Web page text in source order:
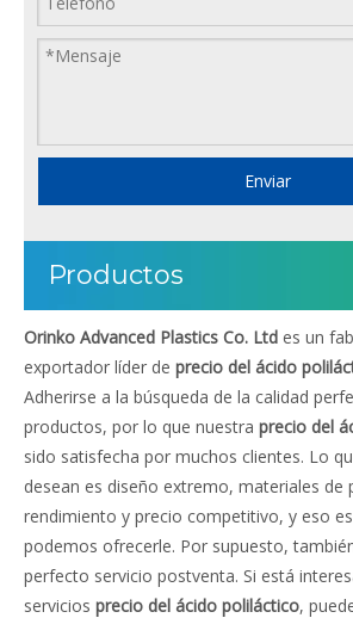
Enviar
Productos
Orinko Advanced Plastics Co. Ltd es un
exportador líder de precio del ácido
Adherirse a la búsqueda de la calidad
productos, por lo que nuestra precio del
sido satisfecha por muchos clientes. Lo
desean es diseño extremo, materiales de
rendimiento y precio competitivo, y eso
podemos ofrecerle. Por supuesto,
perfecto servicio postventa. Si está
servicios precio del ácido poliláctico,